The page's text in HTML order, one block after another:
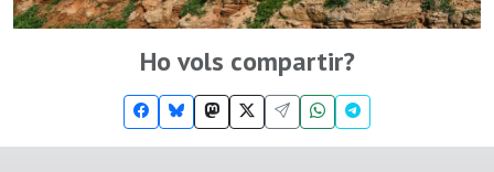
Ho vols compartir?